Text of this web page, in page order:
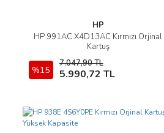
HP
HP 991AC X4D13AC Kırmızı Orjinal
Kartuş
%15
7.047,90 TL
5.990,72 TL
İncele
Sepete Ekle